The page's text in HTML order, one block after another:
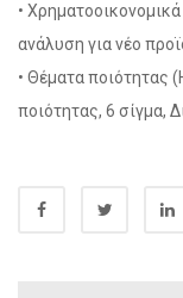
•
ανάλυση για νέο
• Θέματα ποιότητας
ποιότητας, 6 σίγμα,